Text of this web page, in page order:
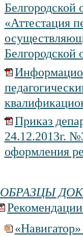
Белгородской
«Аттестация
Белгородской
Приказ
24.12.2013г.
оформления
ОБРАЗЦЫ